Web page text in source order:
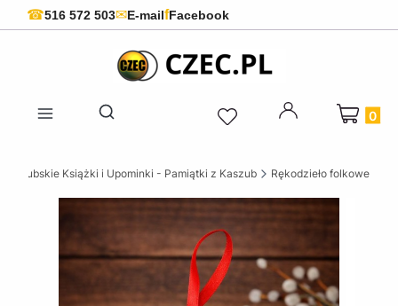
☎516 572 503✉E-mailfFacebook
Otwórz wyszukiwarkę
Produkty
Kaszubskie Książki i Upominki - Pamiątki z Kaszub Rękodzieło folkowe